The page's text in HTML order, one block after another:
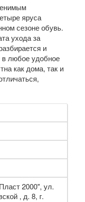
яруса
сезоне обувь.
ухода за
и
в любое удобное
как дома, так и
2000", ул.
, д. 8, г.